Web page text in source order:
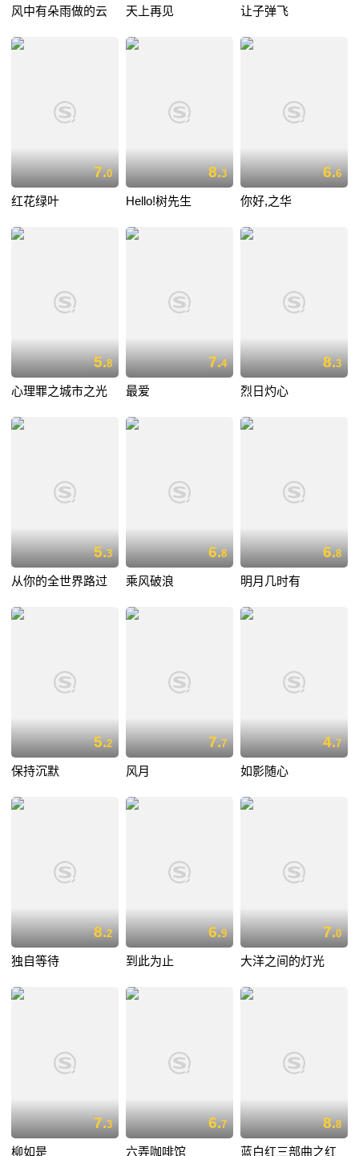
风中有朵雨做的云 天上再见 让子弹飞
7.0
红花绿叶
8.3
Hello!树先生
6.6
你好,之华
5.8
心理罪之城市之光
7.4
最爱
8.3
烈日灼心
5.3
从你的全世界路过
6.8
乘风破浪
6.8
明月几时有
5.2
保持沉默
7.7
风月
4.7
如影随心
8.2
独自等待
6.9
到此为止
7.0
大洋之间的灯光
7.3
柳如是
6.7
六弄咖啡馆
8.8
蓝白红三部曲之红